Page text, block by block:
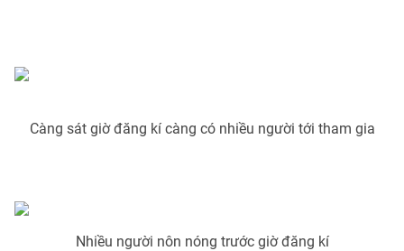
Thị trường 24h
VTV4 Vươn mình bằng AI
Liên hệ tòa soạn English
Càng sát giờ đăng kí càng có nhiều người tới tham gia
Nhiều người nôn nóng trước giờ đăng kí